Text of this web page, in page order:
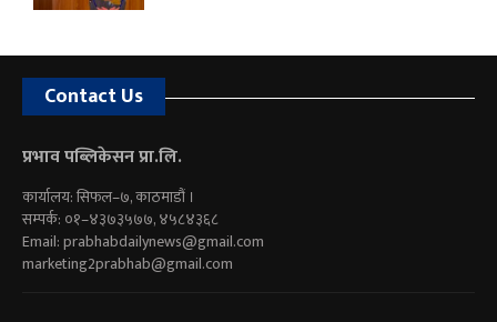
Contact Us
प्रभाव पब्लिकेसन प्रा.लि.
कार्यालय: सिफल–७, काठमाडौं ।
सम्पर्क: ०१–४३७३५७७, ४५८४३६८
Email:prabhabdailynews@gmail.com
marketing2prabhab@gmail.com